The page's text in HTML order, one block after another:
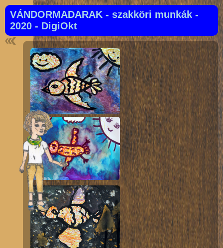
VÁNDORMADARAK - szakköri munkák -
2020 - DigiOkt